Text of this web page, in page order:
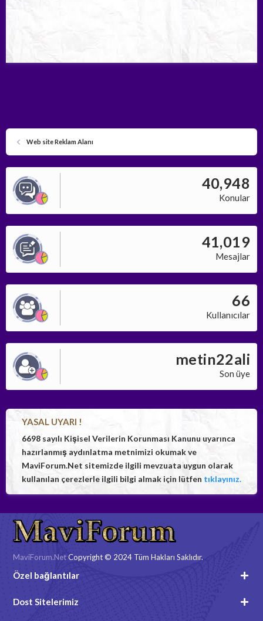
Web site Reklam Alanı
40,948
Konular
41,019
Mesajlar
66
Kullanıcılar
metin22ali
Son üye
YASAL UYARI !
6698 sayılı Kişisel Verilerin Korunması Kanunu uyarınca
hazırlanmış aydınlatma metnimizi okumak ve
MaviForum.Net sitemizde ilgili mevzuata uygun olarak
kullanılan çerezlerle ilgili bilgi almak için lütfen tıklayınız.
MaviForum.NetCopyright © 2024 Tüm Hakları Saklıdır.
Özel bağlantılar
Dost Sitelerimiz